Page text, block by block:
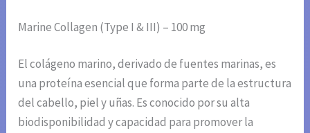
Marine Collagen (Type I & III) – 100 mg
El colágeno marino, derivado de fuentes marinas, es
una proteína esencial que forma parte de la estructura
del cabello, piel y uñas. Es conocido por su alta
biodisponibilidad y capacidad para promover la